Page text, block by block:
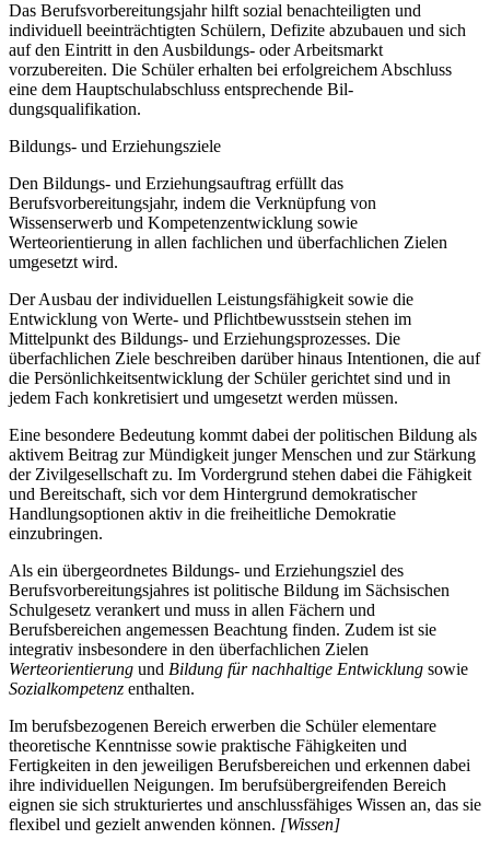
Das Berufsvorbereitungsjahr hilft sozial benachteiligten und
individuell beeinträchtigten Schülern, Defizite abzubauen und sich
auf den Eintritt in den Ausbildungs- oder Arbeitsmarkt
vorzubereiten. Die Schüler erhalten bei erfolgreichem Abschluss
eine dem Hauptschulabschluss entsprechende Bil-
dungsqualifikation.
Bildungs- und Erziehungsziele
Den Bildungs- und Erziehungsauftrag erfüllt das
Berufsvorbereitungsjahr, indem die Verknüpfung von
Wissenserwerb und Kompetenzentwicklung sowie
Werteorientierung in allen fachlichen und überfachlichen Zielen
umgesetzt wird.
Der Ausbau der individuellen Leistungsfähigkeit sowie die
Entwicklung von Werte- und Pflichtbewusstsein stehen im
Mittelpunkt des Bildungs- und Erziehungsprozesses. Die
überfachlichen Ziele beschreiben darüber hinaus Intentionen, die auf
die Persönlichkeitsentwicklung der Schüler gerichtet sind und in
jedem Fach konkretisiert und umgesetzt werden müssen.
Eine besondere Bedeutung kommt dabei der politischen Bildung als
aktivem Beitrag zur Mündigkeit junger Menschen und zur Stärkung
der Zivilgesellschaft zu. Im Vordergrund stehen dabei die Fähigkeit
und Bereitschaft, sich vor dem Hintergrund demokratischer
Handlungsoptionen aktiv in die freiheitliche Demokratie
einzubringen.
Als ein übergeordnetes Bildungs- und Erziehungsziel des
Berufsvorbereitungsjahres ist politische Bildung im Sächsischen
Schulgesetz verankert und muss in allen Fächern und
Berufsbereichen angemessen Beachtung finden. Zudem ist sie
integrativ insbesondere in den überfachlichen Zielen
Werteorientierung und Bildung für nachhaltige Entwicklung sowie
Sozialkompetenz enthalten.
Im berufsbezogenen Bereich erwerben die Schüler elementare
theoretische Kenntnisse sowie praktische Fähigkeiten und
Fertigkeiten in den jeweiligen Berufsbereichen und erkennen dabei
ihre individuellen Neigungen. Im berufsübergreifenden Bereich
eignen sie sich strukturiertes und anschlussfähiges Wissen an, das sie
flexibel und gezielt anwenden können. [Wissen]